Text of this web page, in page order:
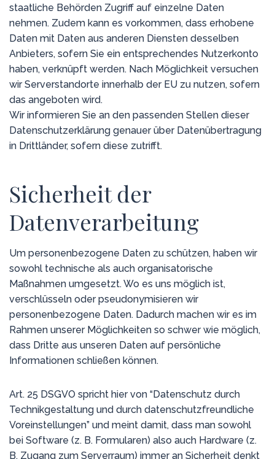
staatliche Behörden Zugriff auf einzelne Daten
nehmen. Zudem kann es vorkommen, dass erhobene
Daten mit Daten aus anderen Diensten desselben
Anbieters, sofern Sie ein entsprechendes Nutzerkonto
haben, verknüpft werden. Nach Möglichkeit versuchen
wir Serverstandorte innerhalb der EU zu nutzen, sofern
das angeboten wird.
Wir informieren Sie an den passenden Stellen dieser
Datenschutzerklärung genauer über Datenübertragung
in Drittländer, sofern diese zutrifft.
Sicherheit der
Datenverarbeitung
Um personenbezogene Daten zu schützen, haben wir
sowohl technische als auch organisatorische
Maßnahmen umgesetzt. Wo es uns möglich ist,
verschlüsseln oder pseudonymisieren wir
personenbezogene Daten. Dadurch machen wir es im
Rahmen unserer Möglichkeiten so schwer wie möglich,
dass Dritte aus unseren Daten auf persönliche
Informationen schließen können.
Art. 25 DSGVO spricht hier von “Datenschutz durch
Technikgestaltung und durch datenschutzfreundliche
Voreinstellungen” und meint damit, dass man sowohl
bei Software (z. B. Formularen) also auch Hardware (z.
B. Zugang zum Serverraum) immer an Sicherheit denkt